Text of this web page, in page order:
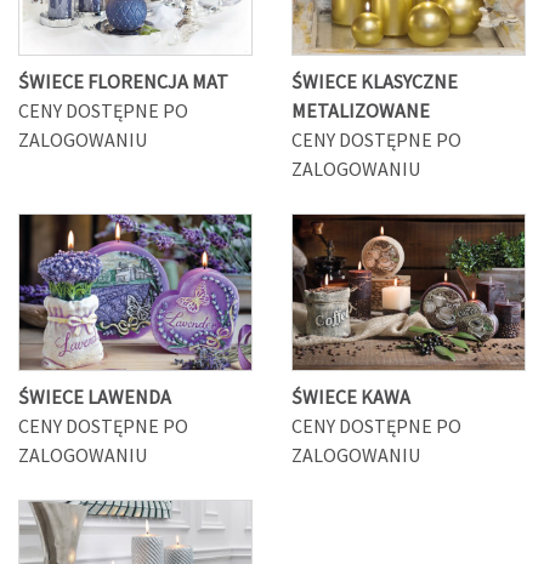
ŚWIECE FLORENCJA MAT
CENY DOSTĘPNE PO
ZALOGOWANIU
ŚWIECE KLASYCZNE
METALIZOWANE
CENY DOSTĘPNE PO
ZALOGOWANIU
ŚWIECE LAWENDA
CENY DOSTĘPNE PO
ZALOGOWANIU
ŚWIECE KAWA
CENY DOSTĘPNE PO
ZALOGOWANIU